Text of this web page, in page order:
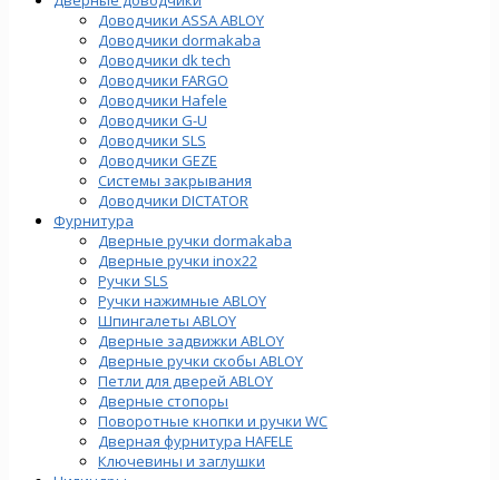
Доводчики ASSA ABLOY
Доводчики dormakaba
Доводчики dk tech
Доводчики FARGO
Доводчики Hafele
Доводчики G-U
Доводчики SLS
Доводчики GEZE
Cистемы закрывания
Доводчики DICTATOR
Фурнитура
Дверные ручки dormakaba
Дверные ручки inox22
Ручки SLS
Ручки нажимные ABLOY
Шпингалеты ABLOY
Дверные задвижки ABLOY
Дверные ручки скобы ABLOY
Петли для дверей ABLOY
Дверные стопоры
Поворотные кнопки и ручки WC
Дверная фурнитура HAFELE
Ключевины и заглушки